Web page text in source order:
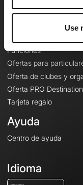
Use
Funciones
Ofertas para
Oferta de clubes y
Oferta PRO
Tarjeta regalo
Ayuda
Centro de ayuda
Idioma